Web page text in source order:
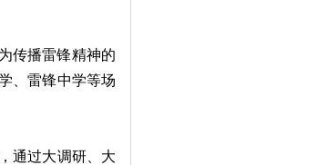
传播雷锋精神的
、雷锋中学等场
通过大调研、大